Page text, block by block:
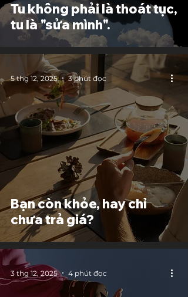
Tu không phải là thoát tục,
tu là "sửa mình".
Bạn còn khỏe, hay chỉ
chưa trả giá?
5 thg 12, 2025 3 phút đọc
3 thg 12, 2025 4 phút đọc